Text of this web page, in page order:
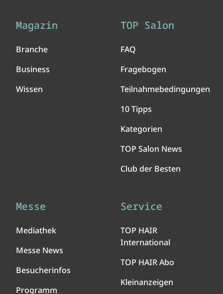
Magazin
Branche
Business
Wissen
TOP Salon
FAQ
Fragebogen
Teilnahmebedingungen
10 Tipps
Kategorien
TOP Salon News
Club der Besten
Messe
Mediathek
Messe News
Besucherinfos
Programm
Service
TOP HAIR
International
TOP HAIR Abo
Kleinanzeigen